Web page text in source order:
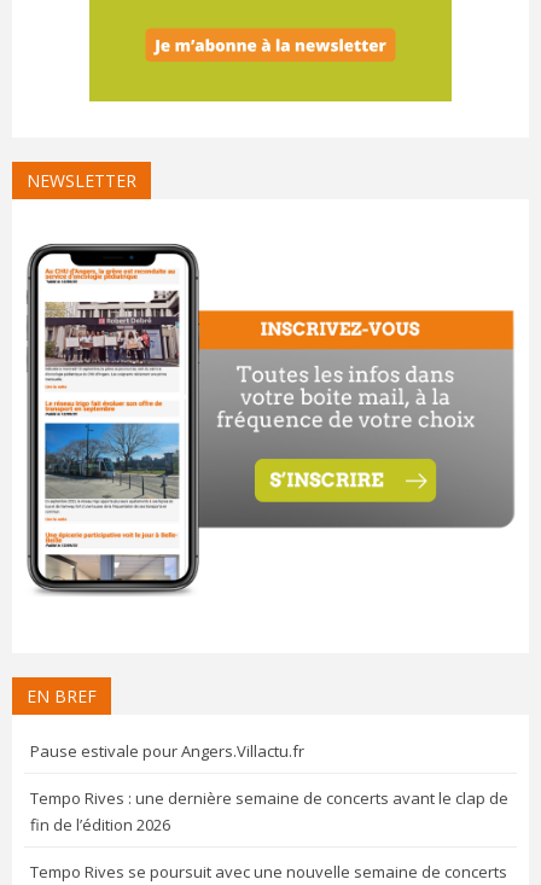
NEWSLETTER
EN BREF
Pause estivale pour Angers.Villactu.fr
Tempo Rives : une dernière semaine de concerts avant le clap de
fin de l’édition 2026
Tempo Rives se poursuit avec une nouvelle semaine de concerts